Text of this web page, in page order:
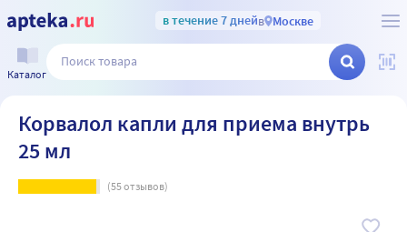
в течение 7 днейв Москве
Каталог
Корвалол капли для приема внутрь
25 мл
(55отзывов)